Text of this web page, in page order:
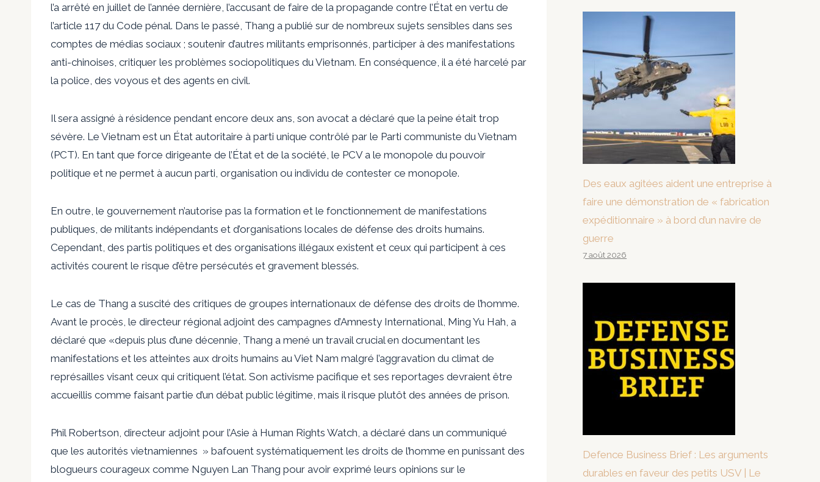
l’a arrêté en juillet de l’année dernière, l’accusant de faire de la propagande contre l’État en vertu de
l’article 117 du Code pénal. Dans le passé, Thang a publié sur de nombreux sujets sensibles dans ses
comptes de médias sociaux ; soutenir d’autres militants emprisonnés, participer à des manifestations
anti-chinoises, critiquer les problèmes sociopolitiques du Vietnam. En conséquence, il a été harcelé par
la police, des voyous et des agents en civil.
Il sera assigné à résidence pendant encore deux ans, son avocat a déclaré que la peine était trop
sévère. Le Vietnam est un État autoritaire à parti unique contrôlé par le Parti communiste du Vietnam
(PCT). En tant que force dirigeante de l’État et de la société, le PCV a le monopole du pouvoir
politique et ne permet à aucun parti, organisation ou individu de contester ce monopole.
En outre, le gouvernement n’autorise pas la formation et le fonctionnement de manifestations
publiques, de militants indépendants et d’organisations locales de défense des droits humains.
Cependant, des partis politiques et des organisations illégaux existent et ceux qui participent à ces
activités courent le risque d’être persécutés et gravement blessés.
Le cas de Thang a suscité des critiques de groupes internationaux de défense des droits de l’homme.
Avant le procès, le directeur régional adjoint des campagnes d’Amnesty International, Ming Yu Hah, a
déclaré que «depuis plus d’une décennie, Thang a mené un travail crucial en documentant les
manifestations et les atteintes aux droits humains au Viet Nam malgré l’aggravation du climat de
représailles visant ceux qui critiquent l’état. Son activisme pacifique et ses reportages devraient être
accueillis comme faisant partie d’un débat public légitime, mais il risque plutôt des années de prison.
Phil Robertson, directeur adjoint pour l’Asie à Human Rights Watch, a déclaré dans un communiqué
que les autorités vietnamiennes » bafouent systématiquement les droits de l’homme en punissant des
blogueurs courageux comme Nguyen Lan Thang pour avoir exprimé leurs opinions sur le
Des eaux agitées aident une entreprise à
faire une démonstration de « fabrication
expéditionnaire » à bord d’un navire de
guerre
7 août 2026
Defence Business Brief : Les arguments
durables en faveur des petits USV | Le